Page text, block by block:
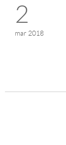
2
mar 2018